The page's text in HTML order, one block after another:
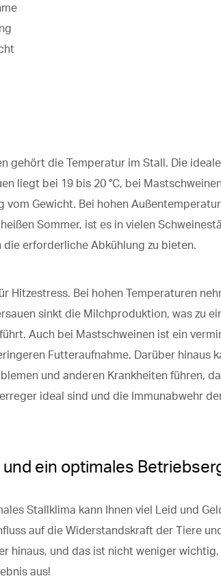
gehört die Temperatur im Stall. Die ideale
liegt bei 19 bis 20 °C, bei
vom Gewicht. Bei hohen
Sommer, ist es in vielen
erforderliche Abkühlung zu bieten.
Hitzestress. Bei hohen Temperaturen
sinkt die Milchproduktion, was zu
Auch bei Mastschweinen ist ein
Futteraufnahme. Darüber hinaus
und anderen Krankheiten führen,
ideal sind und die Immunabwehr
ein optimales
Stallklima kann Ihnen viel Leid und
auf die Widerstandskraft der Tiere
hinaus, und das ist nicht weniger
aus!